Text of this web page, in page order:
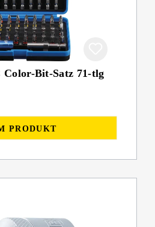
Bit-Satz 71-tlg
PRODUKT